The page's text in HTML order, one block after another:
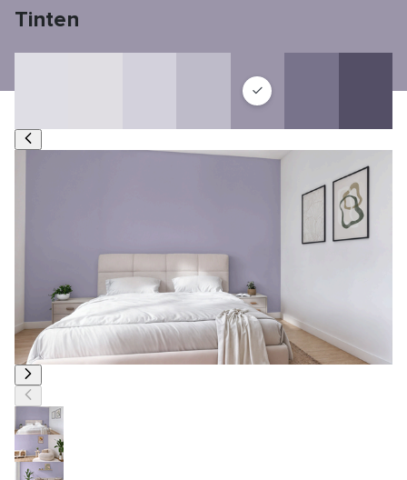
Tinten